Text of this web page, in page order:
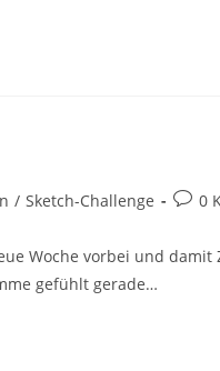
/ Sketch-Challenge 0
Woche vorbei und
gefühlt gerade…